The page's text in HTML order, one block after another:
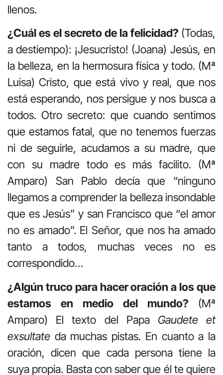
llenos.
¿Cuál es el secreto de la felicidad? (Todas,
a destiempo): ¡Jesucristo! (Joana) Jesús, en
la belleza, en la hermosura física y todo. (Mª
Luisa) Cristo, que está vivo y real, que nos
está esperando, nos persigue y nos busca a
todos. Otro secreto: que cuando sentimos
que estamos fatal, que no tenemos fuerzas
ni de seguirle, acudamos a su madre, que
con su madre todo es más facilito. (Mª
Amparo) San Pablo decía que “ninguno
llegamos a comprender la belleza insondable
que es Jesús” y san Francisco que “el amor
no es amado”. El Señor, que nos ha amado
tanto a todos, muchas veces no es
correspondido…
¿Algún truco para hacer oración a los que
estamos en medio del mundo? (Mª
Amparo) El texto del Papa Gaudete et
exsultate da muchas pistas. En cuanto a la
oración, dicen que cada persona tiene la
suya propia. Basta con saber que él te quiere